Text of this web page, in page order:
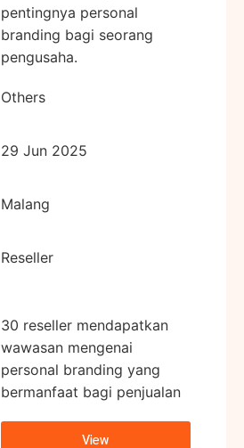
pentingnya personal
branding bagi seorang
pengusaha.
Others
29 Jun 2025
Malang
Reseller
30 reseller mendapatkan
wawasan mengenai
personal branding yang
bermanfaat bagi penjualan
View